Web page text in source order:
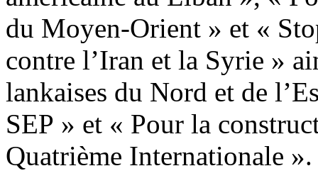
du Moyen-Orient » et «
contre l’Iran et la Syrie »
lankaises du Nord et de
SEP » et « Pour la
Quatrième Internationale ».